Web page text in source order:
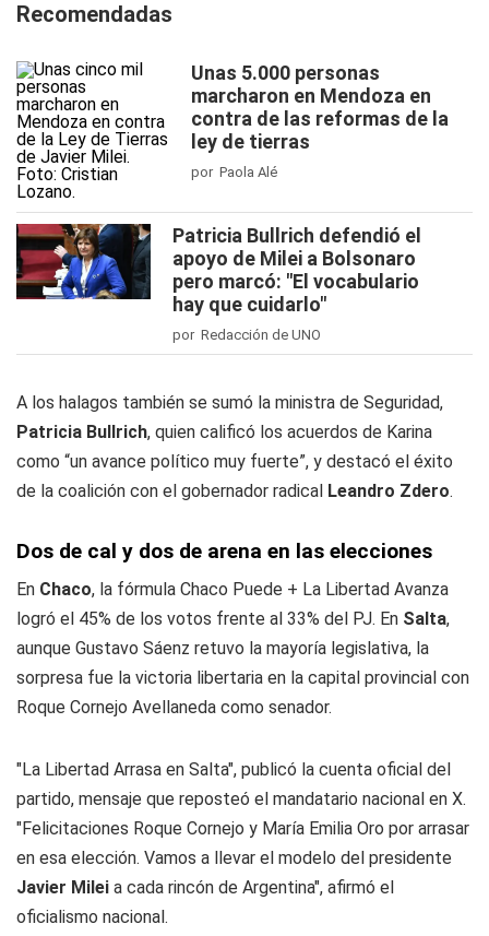
Recomendadas
Unas 5.000 personas
marcharon en Mendoza en
contra de las reformas de la
ley de tierras
por Paola Alé
Patricia Bullrich defendió el
apoyo de Milei a Bolsonaro
pero marcó: "El vocabulario
hay que cuidarlo"
por Redacción de UNO
A los halagos también se sumó la ministra de Seguridad,
Patricia Bullrich, quien calificó los acuerdos de Karina
como “un avance político muy fuerte”, y destacó el éxito
de la coalición con el gobernador radical Leandro Zdero.
Dos de cal y dos de arena en las elecciones
En Chaco, la fórmula Chaco Puede + La Libertad Avanza
logró el 45% de los votos frente al 33% del PJ. En Salta,
aunque Gustavo Sáenz retuvo la mayoría legislativa, la
sorpresa fue la victoria libertaria en la capital provincial con
Roque Cornejo Avellaneda como senador.
"La Libertad Arrasa en Salta", publicó la cuenta oficial del
partido, mensaje que reposteó el mandatario nacional en X.
"Felicitaciones Roque Cornejo y María Emilia Oro por arrasar
en esa elección. Vamos a llevar el modelo del presidente
Javier Milei a cada rincón de Argentina", afirmó el
oficialismo nacional.